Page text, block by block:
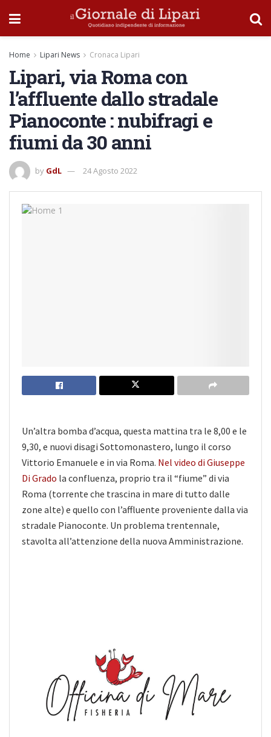
Home Lipari News Cronaca Lipari
Lipari, via Roma con
l’affluente dallo stradale
Pianoconte : nubifragi e
fiumi da 30 anni
by GdL 24 Agosto 2022
Un’altra bomba d’acqua, questa mattina tra le 8,00 e le
9,30, e nuovi disagi Sottomonastero, lungo il corso
Vittorio Emanuele e in via Roma. Nel video di Giuseppe
Di Grado la confluenza, proprio tra il “fiume” di via
Roma (torrente che trascina in mare di tutto dalle
zone alte) e quello con l’affluente proveniente dalla via
stradale Pianoconte. Un problema trentennale,
stavolta all’attenzione della nuova Amministrazione.